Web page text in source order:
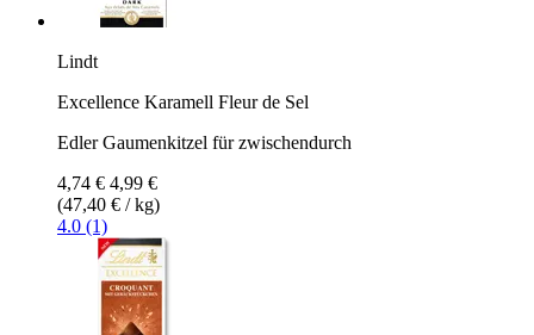
Lindt
Excellence Karamell Fleur de Sel
Edler Gaumenkitzel für zwischendurch
4,74 € 4,99 €
(47,40 € / kg)
4.0 (1)